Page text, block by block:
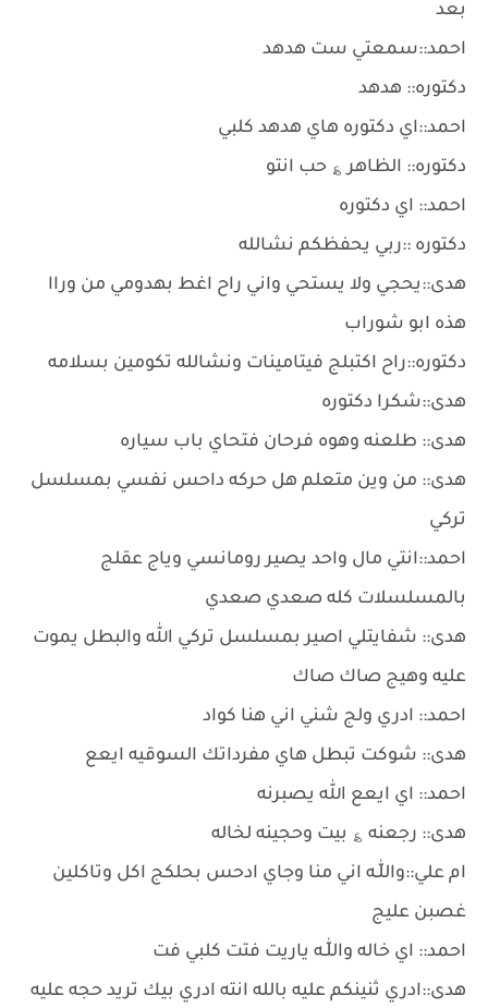
بعد
احمد::سمعتي ست هدهد
دكتوره:: هدهد
احمد::اي دكتوره هاي هدهد كلبي
دكتوره:: الظاهر ؏ حب انتو
احمد:: اي دكتوره
دكتوره ::ربي يحفظكم نشالله
هدى::يحجي ولا يستحي واني راح اغط بهدومي من وراا
هذه ابو شوراب
دكتوره::راح اكتبلج فيتامينات ونشالله تكومين بسلامه
هدى::شكرا دكتوره
هدى:: طلعنه وهوه فرحان فتحاي باب سياره
هدى:: من وين متعلم هل حركه داحس نفسي بمسلسل
تركي
احمد::انتي مال واحد يصير رومانسي وياج عقلج
بالمسلسلات كله صعدي صعدي
هدى:: شفايتلي اصير بمسلسل تركي الله والبطل يموت
عليه وهيج صاك صاك
احمد:: ادري ولج شني اني هنا كواد
هدى:: شوكت تبطل هاي مفرداتك السوقيه ايعع
احمد:: اي ايعع الله يصبرنه
هدى:: رجعنه ؏ بيت وحجينه لخاله
ام علي::واللّٰـه اني منا وجاي ادحس بحلكج اكل وتاكلين
غصبن عليج
احمد:: اي خاله واللّٰـه ياريت فتت كلبي فت
هدى::ادري ثنينكم عليه بالله انته ادري بيك تريد حجه عليه